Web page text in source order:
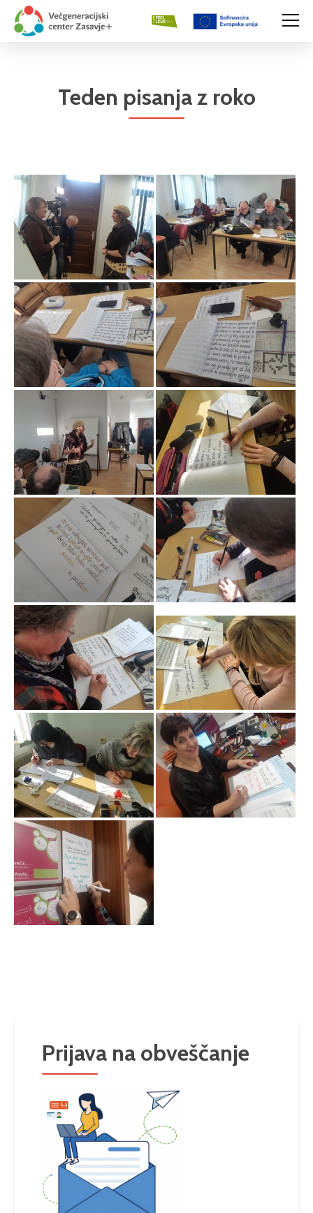
Teden pisanja z roko
Prijava na obveščanje